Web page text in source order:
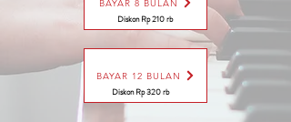
BAYAR 8 BULAN
Diskon Rp 210 rb
BAYAR 12 BULAN
Diskon Rp 320 rb